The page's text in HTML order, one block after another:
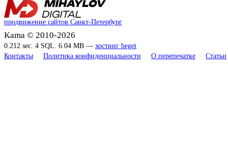
продвижение сайтов Санкт-Петербург
Kama © 2010-2026
0.212 sec. 4 SQL. 6.04 MB — хостинг beget
Контакты
Политика конфиденциальности О перепечатке Статьи